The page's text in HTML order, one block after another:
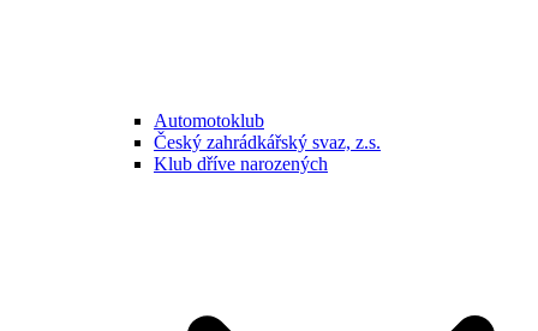
Automotoklub
Český zahrádkářský svaz, z.s.
Klub dříve narozených